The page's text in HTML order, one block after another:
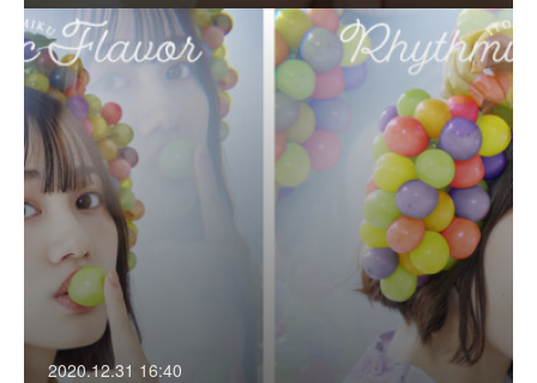
2020.12.31 16:40